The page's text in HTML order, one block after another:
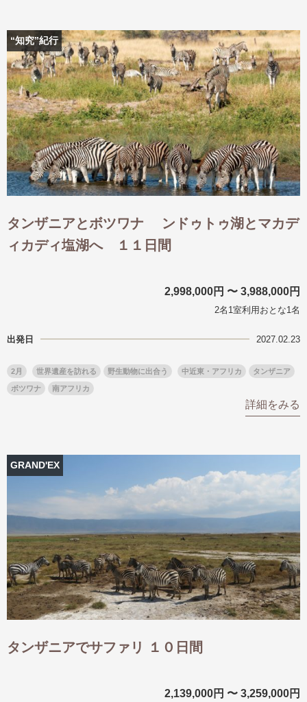
世界遺産を訪れる
1度は見てみたい遺跡
野生動物に出合う
オーロラ
クルーズ
音楽鑑賞
名画鑑賞
お花・紅葉
鉄道の旅
ハイキング・トレッキング
専任ガイド・講師同行の旅
1名様からの旅
航空）
観光列車
島旅
芸術鑑賞（美術、音楽）・講師同行
の旅
“知究”紀行
タンザニアとボツワナ ンドゥトゥ湖とマカデ
ィカディ塩湖へ １１日間
2,998,000円 〜 3,988,000円
2名1室利用おとな1名
出発日 2027.02.23
2月 世界遺産を訪れる 野生動物に出合う 中近東・アフリカ タンザニア
ボツワナ 南アフリカ
詳細をみる
GRAND'EX
タンザニアでサファリ １０日間
2,139,000円 〜 3,259,000円